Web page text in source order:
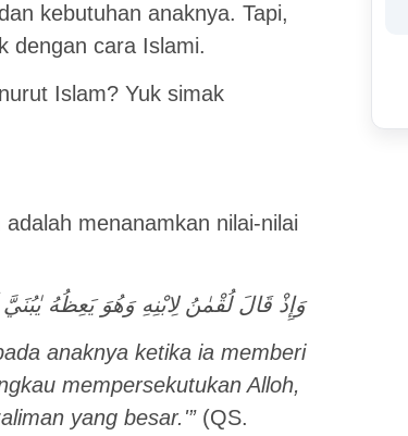
kebutuhan anaknya. Tapi,
dengan cara Islami.
Islam? Yuk simak
menanamkan nilai-nilai
وَإِذْ قَالَ لُقْمٰنُ لِابْنِهِ وَهُوَ يَعِظُهُ
anaknya ketika ia memberi
mempersekutukan Alloh,
yang besar.'”(QS.